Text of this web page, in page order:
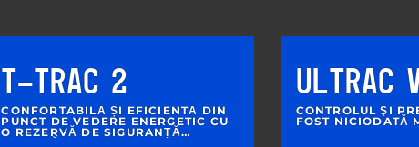
T-TRAC 2
CONFORTABILĂ ȘI EFICIENTĂ DIN
PUNCT DE VEDERE ENERGETIC CU
O REZERVĂ DE SIGURANȚĂ
ULTRAC
CONTROLUL ŞI
FOST NICIODATĂ